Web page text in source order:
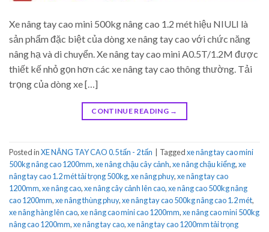
Xe nâng tay cao mini 500kg nâng cao 1.2 mét hiệu NIULI là
sản phẩm đặc biệt của dòng xe nâng tay cao với chức năng
nâng hạ và di chuyển. Xe nâng tay cao mini A0.5T/1.2M được
thiết kế nhỏ gọn hơn các xe nâng tay cao thông thường. Tải
trọng của dòng xe […]
CONTINUE READING →
Posted inXE NÂNG TAY CAO 0.5 tấn - 2 tấn Taggedxe nâng tay cao mini
500kg nâng cao 1200mm,xe nâng chậu cây cảnh,xe nâng chậu kiểng,xe
nâng tay cao 1.2 mét tải trọng 500kg,xe nâng phuy,xe nâng tay cao
1200mm,xe nâng cao,xe nâng cây cảnh lên cao,xe nâng cao 500kg nâng
cao 1200mm,xe nâng thùng phuy,xe nâng tay cao 500kg nâng cao 1.2 mét,
xe nâng hàng lên cao,xe nâng cao mini cao 1200mm,xe nâng cao mini 500kg
nâng cao 1200mm,xe nâng tay cao,xe nâng tay cao 1200mm tải trọng